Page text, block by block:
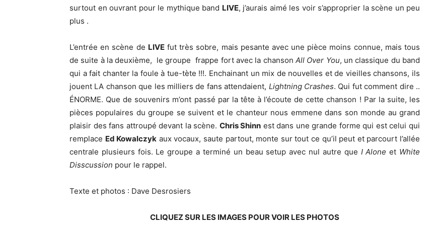
surtout en ouvrant pour le mythique band LIVE, j’aurais aimé les voir s’approprier la scène un peu
plus .
L’entrée en scène de LIVEfut très sobre, mais pesante avec une pièce moins connue, mais tous
de suite à la deuxième, le groupe frappe fort avec la chanson All Over You, un classique du band
qui a fait chanter la foule à tue-tète !!!. Enchainant un mix de nouvelles et de vieilles chansons, ils
jouent LA chanson que les milliers de fans attendaient, Lightning Crashes. Qui fut comment dire ..
ÉNORME. Que de souvenirs m’ont passé par la tête à l’écoute de cette chanson ! Par la suite, les
pièces populaires du groupe se suivent et le chanteur nous emmene dans son monde au grand
plaisir des fans attroupé devant la scène. Chris Shinn est dans une grande forme qui est celui qui
remplace Ed Kowalczyk aux vocaux, saute partout, monte sur tout ce qu’il peut et parcourt l’allée
centrale plusieurs fois. Le groupe a terminé un beau setup avec nul autre que I Alone et White
Disscussion pour le rappel.
Texte et photos : Dave Desrosiers
CLIQUEZ SUR LES IMAGES POUR VOIR LES PHOTOS